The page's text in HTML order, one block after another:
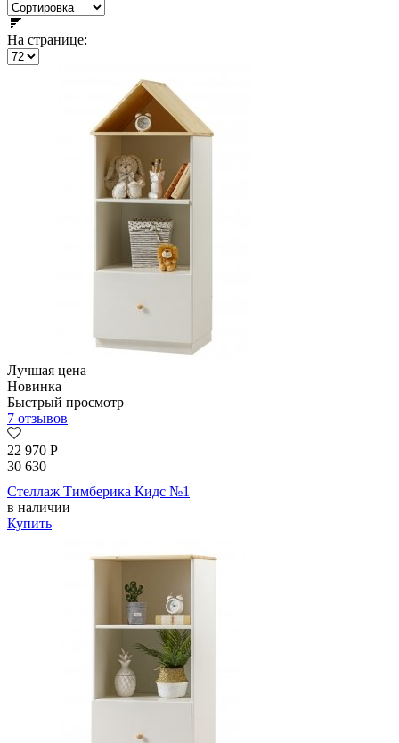
На странице:
Лучшая цена
Новинка
Быстрый просмотр
7 отзывов
22 970 Р
30 630
Стеллаж Тимберика Кидс №1
в наличии
Купить